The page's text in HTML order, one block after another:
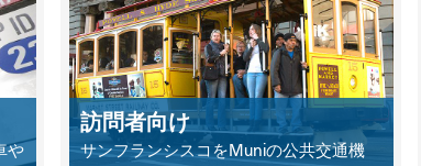
や
訪問者向け
サンフランシスコをMuniの公共交通機